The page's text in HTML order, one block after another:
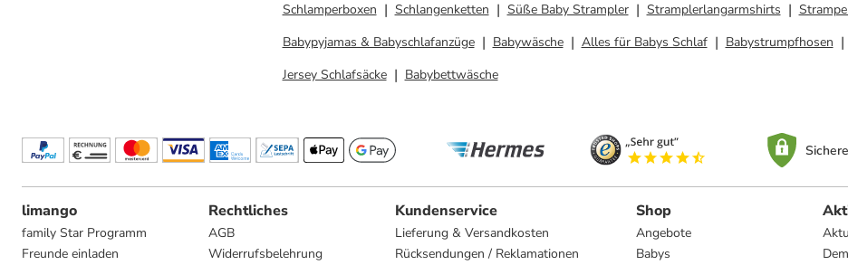
Schlamperboxen
Schlangenketten Süße Baby Strampler Stramplerlangarmshirts
Babypyjamas & Babyschlafanzüge
Babywäsche Alles für Babys Schlaf Babystrumpfhosen
Jersey Schlafsäcke
Babybettwäsche
limango
family Star Programm
Freunde einladen
Rechtliches
AGB
Widerrufsbelehrung
Kundenservice
Lieferung & Versandkosten
Rücksendungen / Reklamationen
Shop
Angebote
Babys